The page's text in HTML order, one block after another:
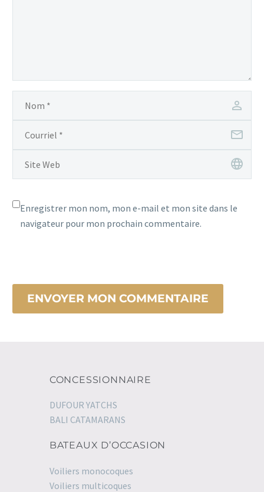
Enregistrer mon nom, mon e-mail et mon site dans le
navigateur pour mon prochain commentaire.
ENVOYER MON COMMENTAIRE
CONCESSIONNAIRE
DUFOUR YATCHS
BALI CATAMARANS
BATEAUX D’OCCASION
Voiliers monocoques
Voiliers multicoques